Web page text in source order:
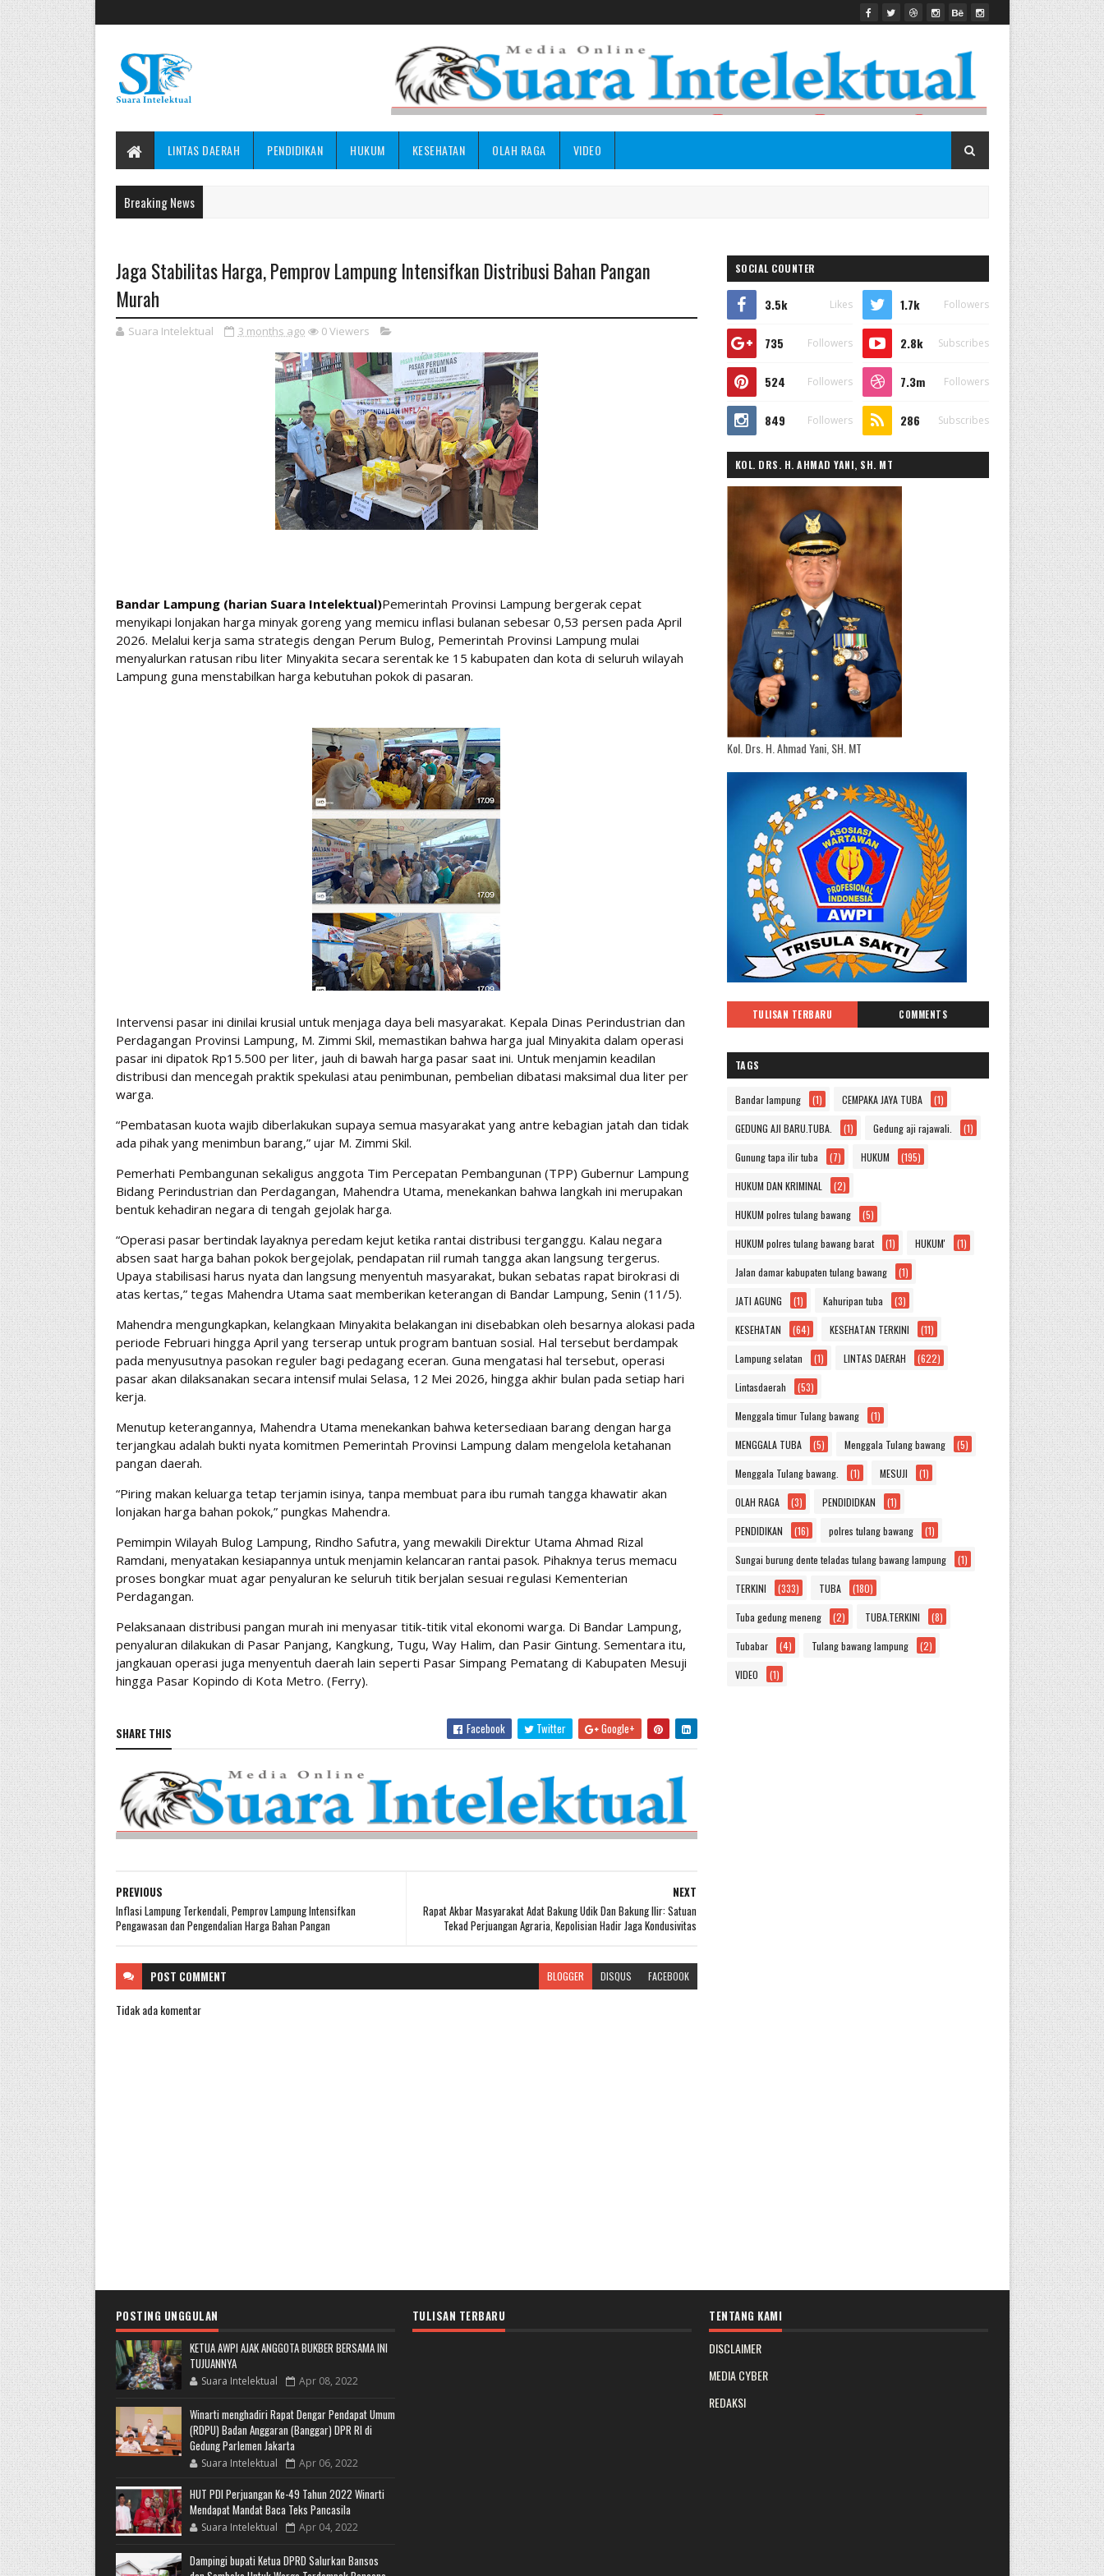
LINTAS DAERAH PENDIDIKAN HUKUM KESEHATAN OLAH RAGA VIDEO
Breaking News
Jaga Stabilitas Harga, Pemprov Lampung Intensifkan Distribusi Bahan Pangan
Murah
Suara Intelektual 3 months ago 0Viewers
Bandar Lampung (harian Suara Intelektual)Pemerintah Provinsi Lampung bergerak cepat
menyikapi lonjakan harga minyak goreng yang memicu inflasi bulanan sebesar 0,53 persen pada April
2026. Melalui kerja sama strategis dengan Perum Bulog, Pemerintah Provinsi Lampung mulai
menyalurkan ratusan ribu liter Minyakita secara serentak ke 15 kabupaten dan kota di seluruh wilayah
Lampung guna menstabilkan harga kebutuhan pokok di pasaran.
Intervensi pasar ini dinilai krusial untuk menjaga daya beli masyarakat. Kepala Dinas Perindustrian dan
Perdagangan Provinsi Lampung, M. Zimmi Skil, memastikan bahwa harga jual Minyakita dalam operasi
pasar ini dipatok Rp15.500 per liter, jauh di bawah harga pasar saat ini. Untuk menjamin keadilan
distribusi dan mencegah praktik spekulasi atau penimbunan, pembelian dibatasi maksimal dua liter per
warga.
​“Pembatasan kuota wajib diberlakukan supaya semua masyarakat yang antre kebagian jatah dan tidak
ada pihak yang menimbun barang,” ujar M. Zimmi Skil.
Pemerhati Pembangunan sekaligus anggota Tim Percepatan Pembangunan (TPP) Gubernur Lampung
Bidang Perindustrian dan Perdagangan, Mahendra Utama, menekankan bahwa langkah ini merupakan
bentuk kehadiran negara di tengah gejolak harga.
​“Operasi pasar bertindak layaknya peredam kejut ketika rantai distribusi terganggu. Kalau negara
absen saat harga bahan pokok bergejolak, pendapatan riil rumah tangga akan langsung tergerus.
Upaya stabilisasi harus nyata dan langsung menyentuh masyarakat, bukan sebatas rapat birokrasi di
atas kertas,” tegas Mahendra Utama saat memberikan keterangan di Bandar Lampung, Senin (11/5).
​Mahendra mengungkapkan, kelangkaan Minyakita belakangan ini disebabkan oleh besarnya alokasi pada
periode Februari hingga April yang terserap untuk program bantuan sosial. Hal tersebut berdampak
pada menyusutnya pasokan reguler bagi pedagang eceran. Guna mengatasi hal tersebut, operasi
pasar akan dilaksanakan secara intensif mulai Selasa, 12 Mei 2026, hingga akhir bulan pada setiap hari
kerja.
Menutup keterangannya, Mahendra Utama menekankan bahwa ketersediaan barang dengan harga
terjangkau adalah bukti nyata komitmen Pemerintah Provinsi Lampung dalam mengelola ketahanan
pangan daerah.
​“Piring makan keluarga tetap terjamin isinya, tanpa membuat para ibu rumah tangga khawatir akan
lonjakan harga bahan pokok,” pungkas Mahendra.
Pemimpin Wilayah Bulog Lampung, Rindho Safutra, yang mewakili Direktur Utama Ahmad Rizal
Ramdani, menyatakan kesiapannya untuk menjamin kelancaran rantai pasok. Pihaknya terus memacu
proses bongkar muat agar penyaluran ke seluruh titik berjalan sesuai regulasi Kementerian
Perdagangan.
​Pelaksanaan distribusi pangan murah ini menyasar titik-titik vital ekonomi warga. Di Bandar Lampung,
penyaluran dilakukan di Pasar Panjang, Kangkung, Tugu, Way Halim, dan Pasir Gintung. Sementara itu,
jangkauan operasi juga menyentuh daerah lain seperti Pasar Simpang Pematang di Kabupaten Mesuji
hingga Pasar Kopindo di Kota Metro. (Ferry).
SHARE THIS Facebook Twitter Google+
NEXT
Rapat Akbar Masyarakat Adat Bakung Udik Dan Bakung Ilir: Satuan
Tekad Perjuangan Agraria, Kepolisian Hadir Jaga Kondusivitas
PREVIOUS
Inflasi Lampung Terkendali, Pemprov Lampung Intensifkan
Pengawasan dan Pengendalian Harga Bahan Pangan
POST COMMENT BLOGGER DISQUS FACEBOOK
Tidak ada komentar
SOCIAL COUNTER
3.5k Likes 1.7k Followers
735 Followers 2.8k Subscribes
524 Followers 7.3m Followers
849 Followers 286 Subscribes
KOL. DRS. H. AHMAD YANI, SH. MT
Kol. Drs. H. Ahmad Yani, SH. MT
TULISAN TERBARU COMMENTS
TAGS
Bandar lampung (1) CEMPAKA JAYA TUBA (1)
GEDUNG AJI BARU.TUBA. (1) Gedung aji rajawali. (1)
Gunung tapa ilir tuba (7) HUKUM (195)
HUKUM DAN KRIMINAL (2)
HUKUM polres tulang bawang (5)
HUKUM polres tulang bawang barat (1) HUKUM' (1)
Jalan damar kabupaten tulang bawang (1)
JATI AGUNG (1) Kahuripan tuba (3)
KESEHATAN (64) KESEHATAN TERKINI (11)
Lampung selatan (1) LINTAS DAERAH (622)
Lintasdaerah (53)
Menggala timur Tulang bawang (1)
MENGGALA TUBA (5) Menggala Tulang bawang (5)
Menggala Tulang bawang. (1) MESUJI (1)
OLAH RAGA (3) PENDIDIDKAN (1)
PENDIDIKAN (16) polres tulang bawang (1)
Sungai burung dente teladas tulang bawang lampung (1)
TERKINI (333) TUBA (180)
Tuba gedung meneng (2) TUBA.TERKINI (8)
Tubabar (4) Tulang bawang lampung (2)
VIDEO (1)
POSTING UNGGULAN
KETUA AWPI AJAK ANGGOTA BUKBER BERSAMA INI
TUJUANNYA
Suara Intelektual Apr 08, 2022
Winarti menghadiri Rapat Dengar Pendapat Umum
(RDPU) Badan Anggaran (Banggar) DPR RI di
Gedung Parlemen Jakarta
Suara Intelektual Apr 06, 2022
HUT PDI Perjuangan Ke-49 Tahun 2022 Winarti
Mendapat Mandat Baca Teks Pancasila
Suara Intelektual Apr 04, 2022
Dampingi bupati Ketua DPRD Salurkan Bansos
TULISAN TERBARU TENTANG KAMI
DISCLAIMER
MEDIA CYBER
REDAKSI